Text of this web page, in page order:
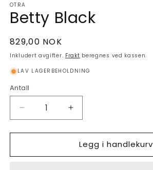
OTRA
Betty Black
Vanlig
pris
829,00 NOK
Inkludert avgifter. Frakt beregnes ved kassen.
LAV LAGERBEHOLDNING
Antall
Antall
antallet
for
Black
Øk
antallet
for
Betty
Black
Legg i handlekurv